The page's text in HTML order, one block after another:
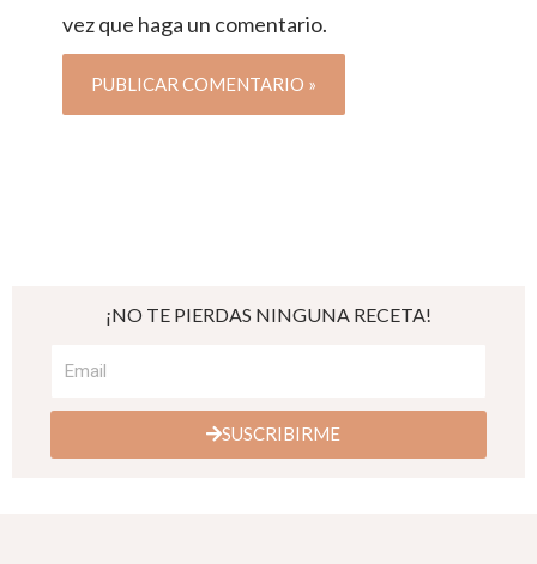
vez que haga un comentario.
¡NO TE PIERDAS NINGUNA RECETA!
SUSCRIBIRME